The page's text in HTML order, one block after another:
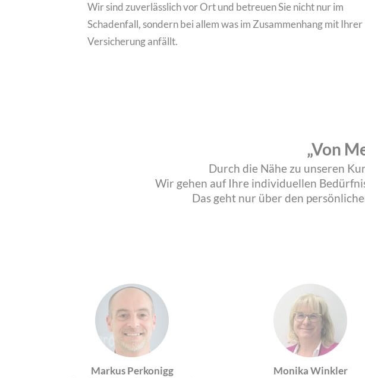
Wir sind zuverlässlich vor Ort und betreuen Sie nicht nur im
Schadenfall, sondern bei allem was im Zusammenhang mit Ihrer
Versicherung anfällt.
„Von
Durch die Nähe zu unseren
Wir gehen auf Ihre individuellen
Das geht nur über den
Markus Perkonigg Monika Winkler